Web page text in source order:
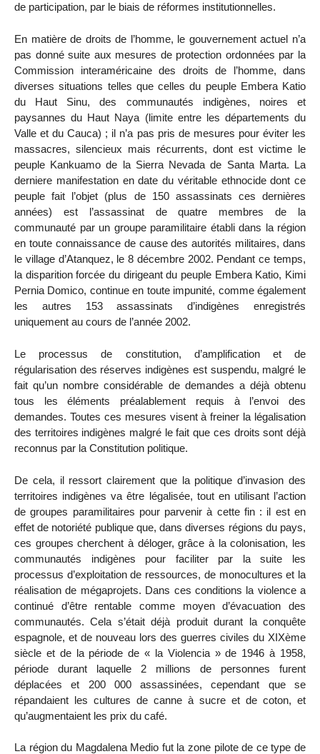
de participation, par le biais de réformes institutionnelles.
En matière de droits de l’homme, le gouvernement actuel n’a
pas donné suite aux mesures de protection ordonnées par la
Commission interaméricaine des droits de l’homme, dans
diverses situations telles que celles du peuple Embera Katio
du Haut Sinu, des communautés indigènes, noires et
paysannes du Haut Naya (limite entre les départements du
Valle et du Cauca) ; il n’a pas pris de mesures pour éviter les
massacres, silencieux mais récurrents, dont est victime le
peuple Kankuamo de la Sierra Nevada de Santa Marta. La
derniere manifestation en date du véritable ethnocide dont ce
peuple fait l’objet (plus de 150 assassinats ces dernières
années) est l’assassinat de quatre membres de la
communauté par un groupe paramilitaire établi dans la région
en toute connaissance de cause des autorités militaires, dans
le village d’Atanquez, le 8 décembre 2002. Pendant ce temps,
la disparition forcée du dirigeant du peuple Embera Katio, Kimi
Pernia Domico, continue en toute impunité, comme également
les autres 153 assassinats d’indigènes enregistrés
uniquement au cours de l’année 2002.
Le processus de constitution, d’amplification et de
régularisation des réserves indigènes est suspendu, malgré le
fait qu’un nombre considérable de demandes a déjà obtenu
tous les éléments préalablement requis à l’envoi des
demandes. Toutes ces mesures visent à freiner la légalisation
des territoires indigènes malgré le fait que ces droits sont déjà
reconnus par la Constitution politique.
De cela, il ressort clairement que la politique d’invasion des
territoires indigènes va être légalisée, tout en utilisant l’action
de groupes paramilitaires pour parvenir à cette fin : il est en
effet de notoriété publique que, dans diverses régions du pays,
ces groupes cherchent à déloger, grâce à la colonisation, les
communautés indigènes pour faciliter par la suite les
processus d’exploitation de ressources, de monocultures et la
réalisation de mégaprojets. Dans ces conditions la violence a
continué d’être rentable comme moyen d’évacuation des
communautés. Cela s’était déjà produit durant la conquête
espagnole, et de nouveau lors des guerres civiles du XIXème
siècle et de la période de « la Violencia » de 1946 à 1958,
période durant laquelle 2 millions de personnes furent
déplacées et 200 000 assassinées, cependant que se
répandaient les cultures de canne à sucre et de coton, et
qu’augmentaient les prix du café.
La région du Magdalena Medio fut la zone pilote de ce type de